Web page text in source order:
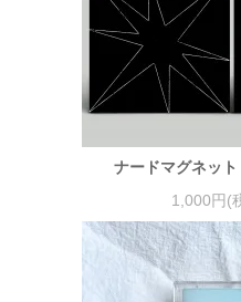
ナードマグネット
1,000円(